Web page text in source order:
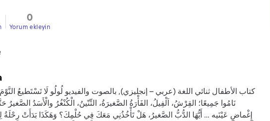
0
Yorum ekleyin
كتاب الأطفال ثنائي اللغة (عربي – إنجليزي), بالصوت والفيديو ‏لُولُو لَا تَسْتَطيعُ
نَامُوا جَمِيعًا؛ القِرْشُ، اَلْفِيلُ، الفَأْرَةُ الصَّغيرَةُ، التِّنّينُ، الْكُنْغُرُ والْأَسَدُ
إِغْماضِ عَيْنَيه‏ …‏ أَيُّهَا الدُّبُّ الصَّغيرُ، هَلْ تَأْخُذُنِي مَعَكَ فِي حُلْمِكَ‏؟‏ وَهَكَذَا بَدَأَتْ رِحْلَةُ